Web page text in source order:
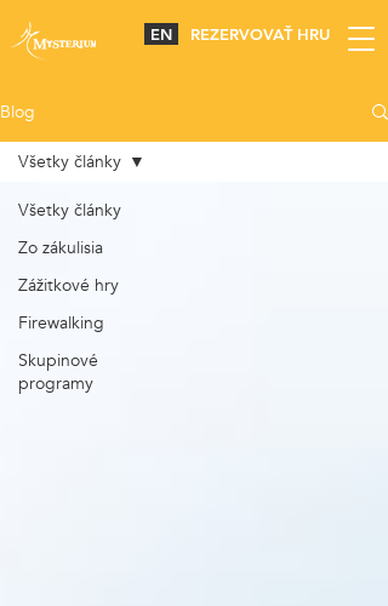
REZERVOVAŤ HRU
EN
Blog
Všetky články
Zo zákulisia
Zážitkové hry
Firewalking
Skupinové
programy
Všetky články